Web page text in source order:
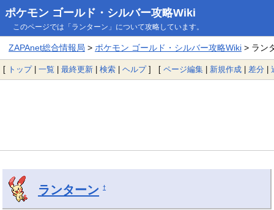
ポケモン ゴールド・シルバー攻略Wiki
このページでは「ランターン」について攻略しています。
ZAPAnet総合情報局 > ポケモン ゴールド・シルバー攻略Wiki> ラン
[ トップ| 一覧 | 最終更新 | 検索 | ヘルプ] [ ページ編集 | 新規作成 | 差分 |
ランターン †